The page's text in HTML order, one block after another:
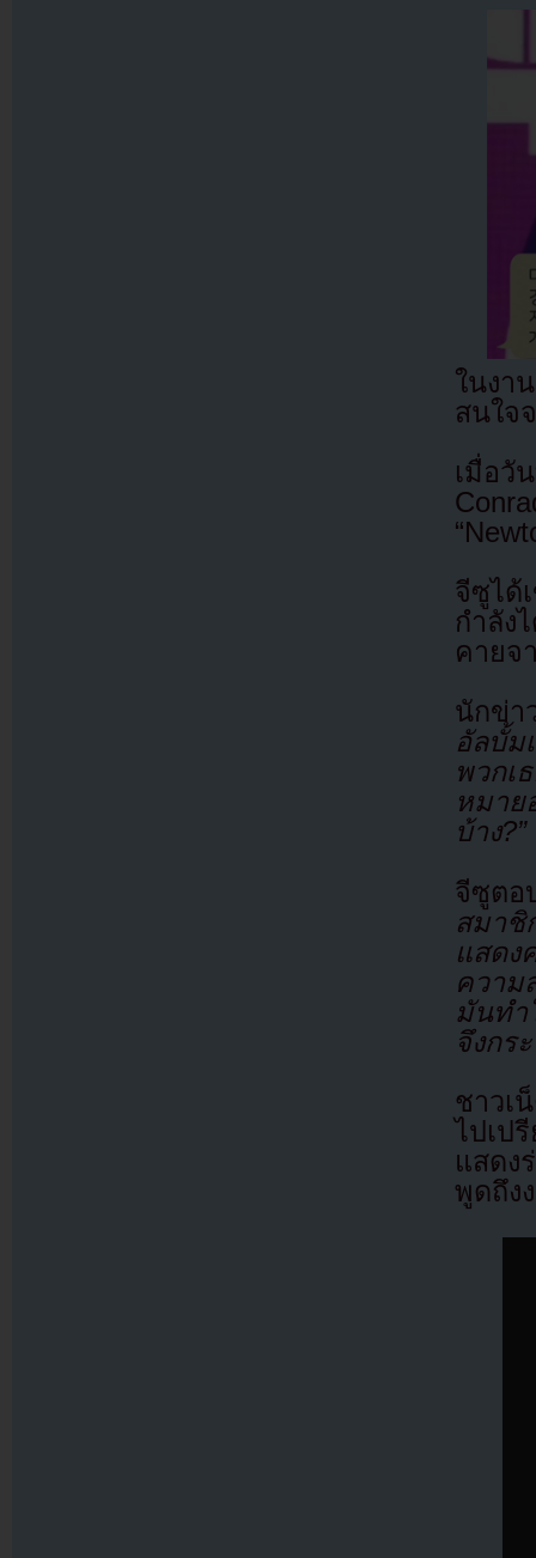
ในงา
สนใจ
เมื่อ
จีซูได้
กำลัง
คายจ
นักข่า
อัลบั้
พวกเ
หมาย
บ้าง?”
จีซูต
สมาชิ
แสด
ความ
มันทำ
จึงกร
ชาวเ
ไปเป
แสดง
พูดถึง